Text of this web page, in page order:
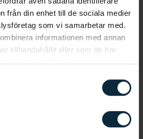
från din enhet till de sociala medier
som vi samarbetar med.
informationen med annan
tillhandahållit eller som de har
deras tjänster.
lagningar,
fasader, kronor.
valde att bli tandläkare
Johannes är bekväm med
patienter. På fritiden